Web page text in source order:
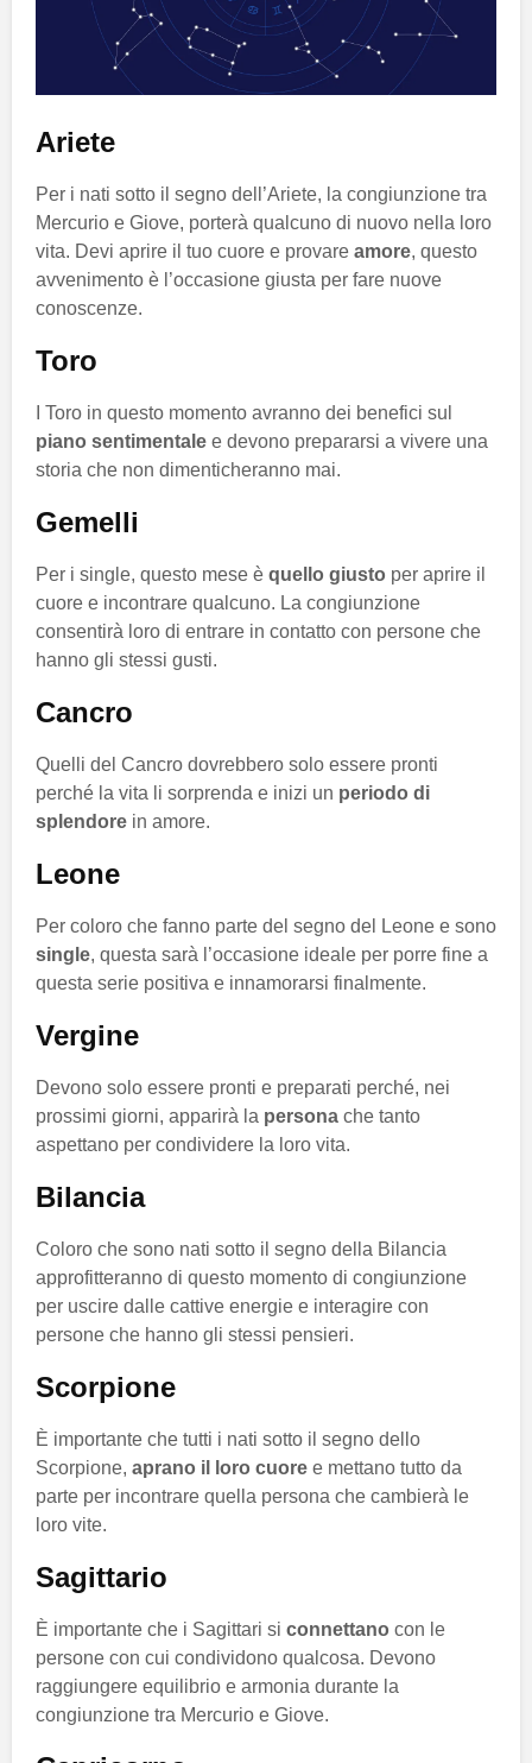
Ariete
Per i nati sotto il segno dell’Ariete, la congiunzione tra
Mercurio e Giove, porterà qualcuno di nuovo nella loro
vita. Devi aprire il tuo cuore e provare amore, questo
avvenimento è l’occasione giusta per fare nuove
conoscenze.
Toro
I Toro in questo momento avranno dei benefici sul
piano sentimentale e devono prepararsi a vivere una
storia che non dimenticheranno mai.
Gemelli
Per i single, questo mese è quello giusto per aprire il
cuore e incontrare qualcuno. La congiunzione
consentirà loro di entrare in contatto con persone che
hanno gli stessi gusti.
Cancro
Quelli del Cancro dovrebbero solo essere pronti
perché la vita li sorprenda e inizi un periodo di
splendore in amore.
Leone
Per coloro che fanno parte del segno del Leone e sono
single, questa sarà l’occasione ideale per porre fine a
questa serie positiva e innamorarsi finalmente.
Vergine
Devono solo essere pronti e preparati perché, nei
prossimi giorni, apparirà la persona che tanto
aspettano per condividere la loro vita.
Bilancia
Coloro che sono nati sotto il segno della Bilancia
approfitteranno di questo momento di congiunzione
per uscire dalle cattive energie e interagire con
persone che hanno gli stessi pensieri.
Scorpione
È importante che tutti i nati sotto il segno dello
Scorpione, aprano il loro cuore e mettano tutto da
parte per incontrare quella persona che cambierà le
loro vite.
Sagittario
È importante che i Sagittari si connettano con le
persone con cui condividono qualcosa. Devono
raggiungere equilibrio e armonia durante la
congiunzione tra Mercurio e Giove.